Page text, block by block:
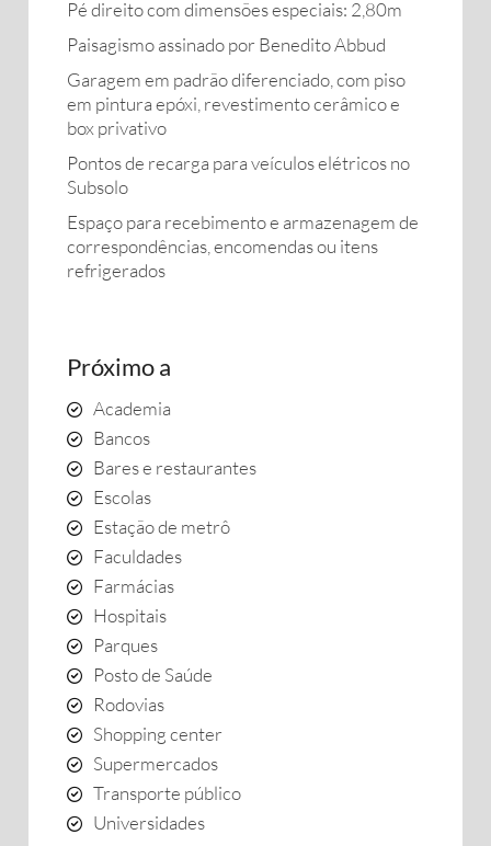
Pé direito com dimensões especiais: 2,80m
Paisagismo assinado por Benedito Abbud
Garagem em padrão diferenciado, com piso
em pintura epóxi, revestimento cerâmico e
box privativo
Pontos de recarga para veículos elétricos no
Subsolo
Espaço para recebimento e armazenagem de
correspondências, encomendas ou itens
refrigerados
Próximo a
Academia
Bancos
Bares e restaurantes
Escolas
Estação de metrô
Faculdades
Farmácias
Hospitais
Parques
Posto de Saúde
Rodovias
Shopping center
Supermercados
Transporte público
Universidades